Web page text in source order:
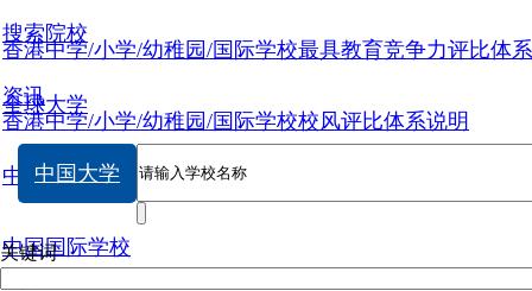
香港中学/小学/幼稚园/国际学校最具教育竞争力评比体
香港中学/小学/幼稚园/国际学校校风评比体系说明
搜索院校
全球大学
中国大学
中国国际学校
资讯
中国大学
关键词